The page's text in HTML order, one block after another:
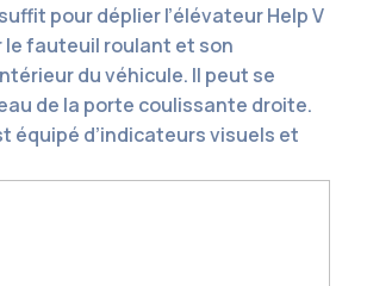
pour déplier l’élévateur Help V
fauteuil roulant et son
du véhicule. Il peut se
de la porte coulissante droite.
équipé d’indicateurs visuels et